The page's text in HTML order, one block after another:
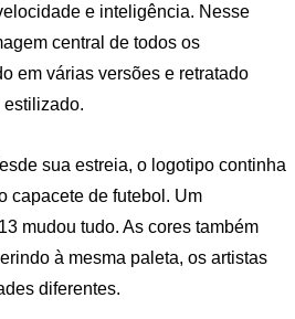
e inteligência. Nesse
central de todos os
em várias versões e retratado
estilizado.
sua estreia, o logotipo continha
capacete de futebol. Um
mudou tudo. As cores também
à mesma paleta, os artistas
diferentes.